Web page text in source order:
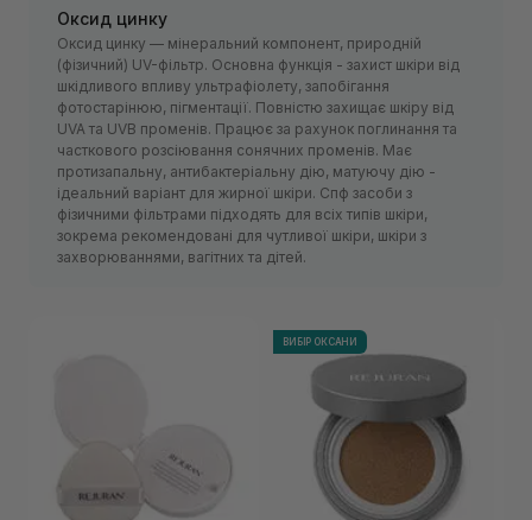
Оксид цинку
Оксид цинку — мінеральний компонент, природній
(фізичний) UV-фільтр. Основна функція - захист шкіри від
шкідливого впливу ультрафіолету, запобігання
фотостарінюю, пігментації. Повністю захищає шкіру від
UVA та UVB променів. Працює за рахунок поглинання та
часткового розсіювання сонячних променів. Має
протизапальну, антибактеріальну дію, матуючу дію -
ідеальний варіант для жирної шкіри. Спф засоби з
фізичними фільтрами підходять для всіх типів шкіри,
зокрема рекомендовані для чутливої шкіри, шкіри з
захворюваннями, вагітних та дітей.
ВИБІР ОКСАНИ